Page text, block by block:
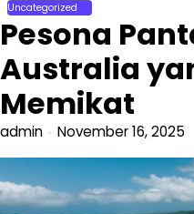
Uncategorized
Pesona
Australia
Memikat
admin November 16, 2025